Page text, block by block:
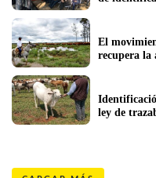
El
recupera
ley de